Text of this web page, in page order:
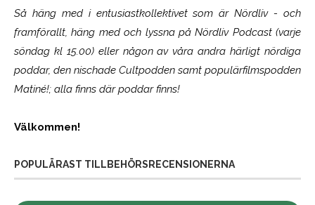
Så häng med i entusiastkollektivet som ärNördliv- och
framförallt, häng med och lyssna på Nördliv Podcast (varje
söndag kl 15.00) eller någon av våra andra härligt nördiga
poddar, den nischade Cultpodden samt populärfilmspodden
Matiné!; alla finns där poddar finns!
Välkommen!
POPULÄRAST TILLBEHÖRSRECENSIONERNA